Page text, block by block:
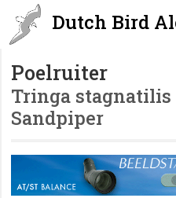
Dutch Bird
Poelruiter
Tringa stagnatilis
Sandpiper